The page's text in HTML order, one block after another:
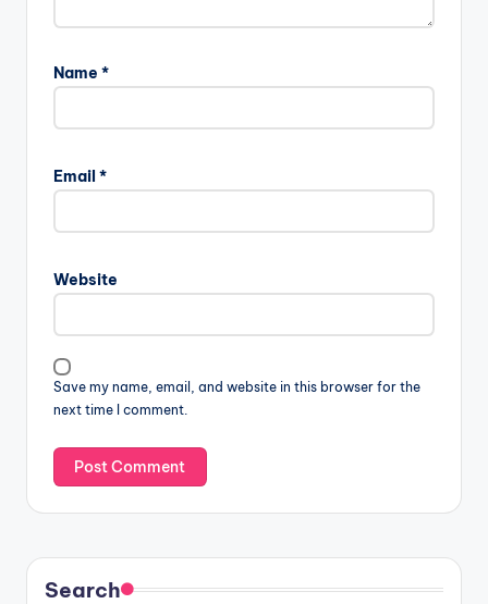
Name *
Email *
Website
Save my name, email, and website in this browser for the
next time I comment.
Search